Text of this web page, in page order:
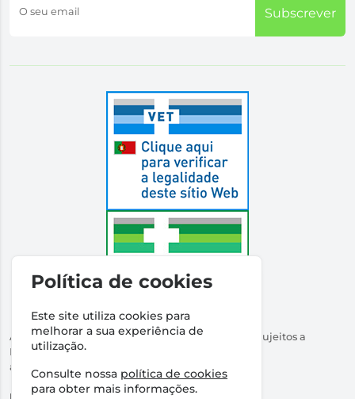
O seu email Subscrever
Autorizado a Disponibilizar Medicamentos Não Sujeitos a
Receita Médica
através da Internet pelo Infarmed. I.P.
Direção Técnica:Dr Ricardo Santos
Política de cookies
Este site utiliza cookies para
melhorar a sua experiência de
utilização.
Consulte nossa política de cookies
para obter mais informações.